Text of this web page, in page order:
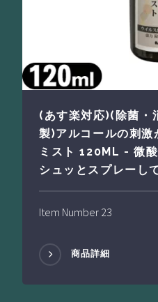
(あす楽対応)(除菌・
製)アルコールの刺激
ミスト 120ML - 微酸
シュッとスプレーし
Item Number 23
商品詳細